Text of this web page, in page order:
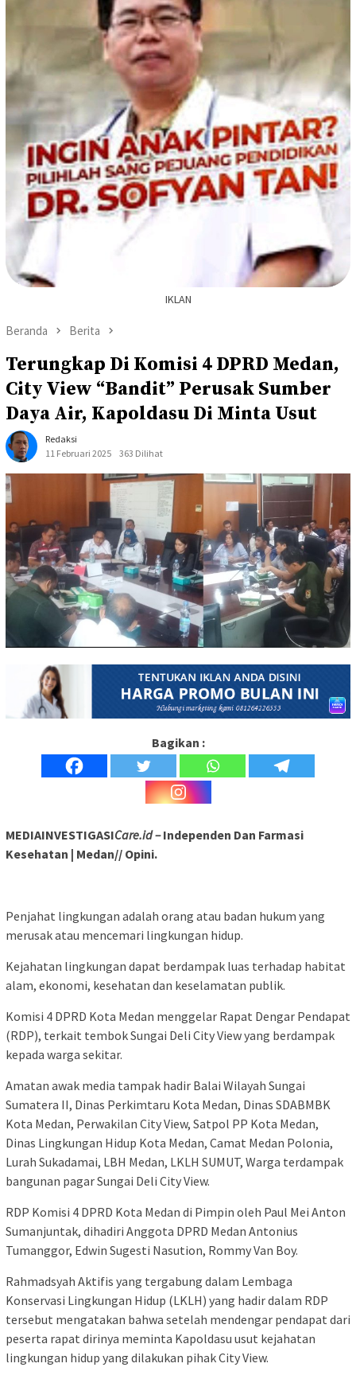
IKLAN
Beranda Berita
Terungkap Di Komisi 4 DPRD Medan,
City View “Bandit” Perusak Sumber
Daya Air, Kapoldasu Di Minta Usut
Redaksi
11 Februari 2025
363 Dilihat
Bagikan :
MEDIAINVESTIGASICare.id –Independen Dan Farmasi
Kesehatan | Medan// Opini.
Penjahat lingkungan adalah orang atau badan hukum yang
merusak atau mencemari lingkungan hidup.
Kejahatan lingkungan dapat berdampak luas terhadap habitat
alam, ekonomi, kesehatan dan keselamatan publik.
Komisi 4 DPRD Kota Medan menggelar Rapat Dengar Pendapat
(RDP), terkait tembok Sungai Deli City View yang berdampak
kepada warga sekitar.
Amatan awak media tampak hadir Balai Wilayah Sungai
Sumatera II, Dinas Perkimtaru Kota Medan, Dinas SDABMBK
Kota Medan, Perwakilan City View, Satpol PP Kota Medan,
Dinas Lingkungan Hidup Kota Medan, Camat Medan Polonia,
Lurah Sukadamai, LBH Medan, LKLH SUMUT, Warga terdampak
bangunan pagar Sungai Deli City View.
RDP Komisi 4 DPRD Kota Medan di Pimpin oleh Paul Mei Anton
Sumanjuntak, dihadiri Anggota DPRD Medan Antonius
Tumanggor, Edwin Sugesti Nasution, Rommy Van Boy.
Rahmadsyah Aktifis yang tergabung dalam Lembaga
Konservasi Lingkungan Hidup (LKLH) yang hadir dalam RDP
tersebut mengatakan bahwa setelah mendengar pendapat dari
peserta rapat dirinya meminta Kapoldasu usut kejahatan
lingkungan hidup yang dilakukan pihak City View.